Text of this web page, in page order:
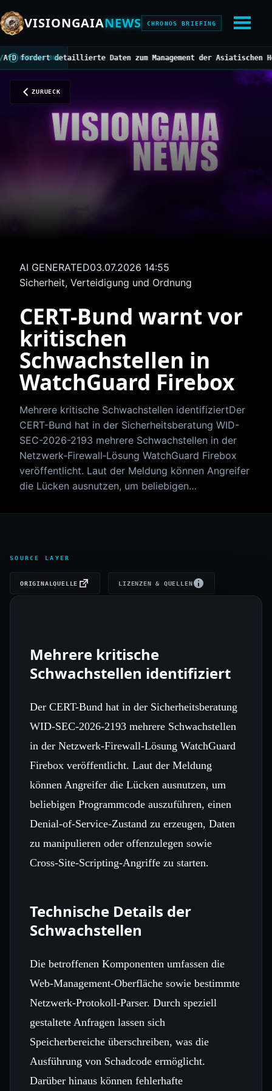
VISIONGAIANEWS CHRONOS BRIEFING
CHRONOS BUS
detaillierte Daten zum Management der Asiatischen Hornisse
ZURUECK
AI GENERATED03.07.2026 14:55
Sicherheit, Verteidigung und Ordnung
CERT-Bund warnt vor
kritischen
Schwachstellen in
WatchGuard Firebox
Mehrere kritische Schwachstellen identifiziertDer
CERT-Bund hat in der Sicherheitsberatung WID-
SEC-2026-2193 mehrere Schwachstellen in der
Netzwerk‑Firewall‑Lösung WatchGuard Firebox
veröffentlicht. Laut der Meldung können Angreifer
die Lücken ausnutzen, um beliebigen…
SOURCE LAYER
ORIGINALQUELLE LIZENZEN & QUELLEN
Mehrere kritische
Schwachstellen identifiziert
Der CERT-Bund hat in der Sicherheitsberatung
WID-SEC-2026-2193 mehrere Schwachstellen
in der Netzwerk‑Firewall‑Lösung WatchGuard
Firebox veröffentlicht. Laut der Meldung
können Angreifer die Lücken ausnutzen, um
beliebigen Programmcode auszuführen, einen
Denial‑of‑Service‑Zustand zu erzeugen, Daten
zu manipulieren oder offenzulegen sowie
Cross‑Site‑Scripting‑Angriffe zu starten.
Technische Details der
Schwachstellen
Die betroffenen Komponenten umfassen die
Web‑Management‑Oberfläche sowie bestimmte
Netzwerk‑Protokoll‑Parser. Durch speziell
gestaltete Anfragen lassen sich
Speicherbereiche überschreiben, was die
Ausführung von Schadcode ermöglicht.
Darüber hinaus können fehlerhafte